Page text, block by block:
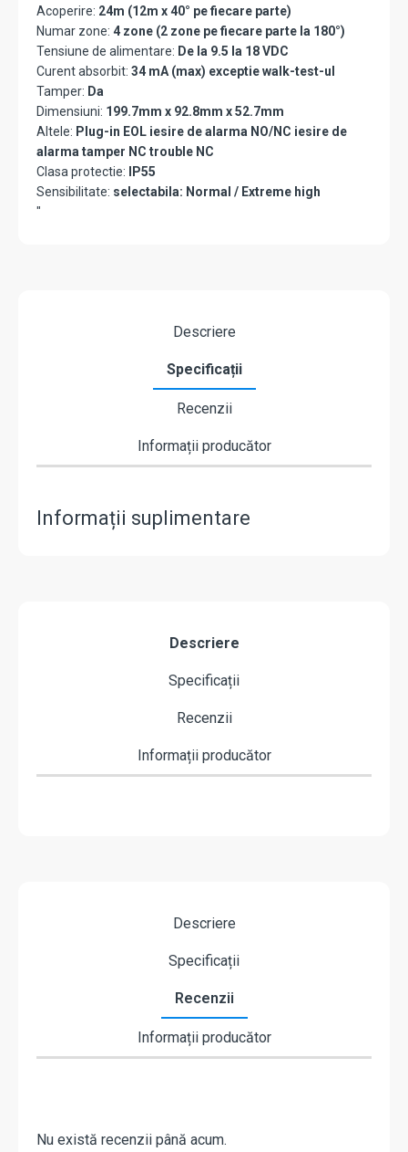
Acoperire: 24m (12m x 40° pe fiecare parte)
Numar zone: 4 zone (2 zone pe fiecare parte la 180°)
Tensiune de alimentare: De la 9.5 la 18 VDC
Curent absorbit: 34 mA (max) exceptie walk-test-ul
Tamper: Da
Dimensiuni: 199.7mm x 92.8mm x 52.7mm
Altele: Plug-in EOL iesire de alarma NO/NC iesire de
alarma tamper NC trouble NC
Clasa protectie:
IP55
Sensibilitate: selectabila: Normal / Extreme high
"
Descriere
Specificații
Recenzii
Informații producător
Informații suplimentare
Descriere
Specificații
Recenzii
Informații producător
Descriere
Specificații
Recenzii
Informații producător
Nu există recenzii până acum.